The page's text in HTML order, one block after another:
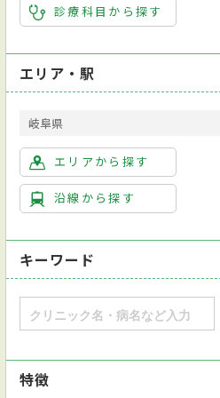
診療科目から探す
エリア・駅
岐阜県
エリアから探す
沿線から探す
キーワード
特徴